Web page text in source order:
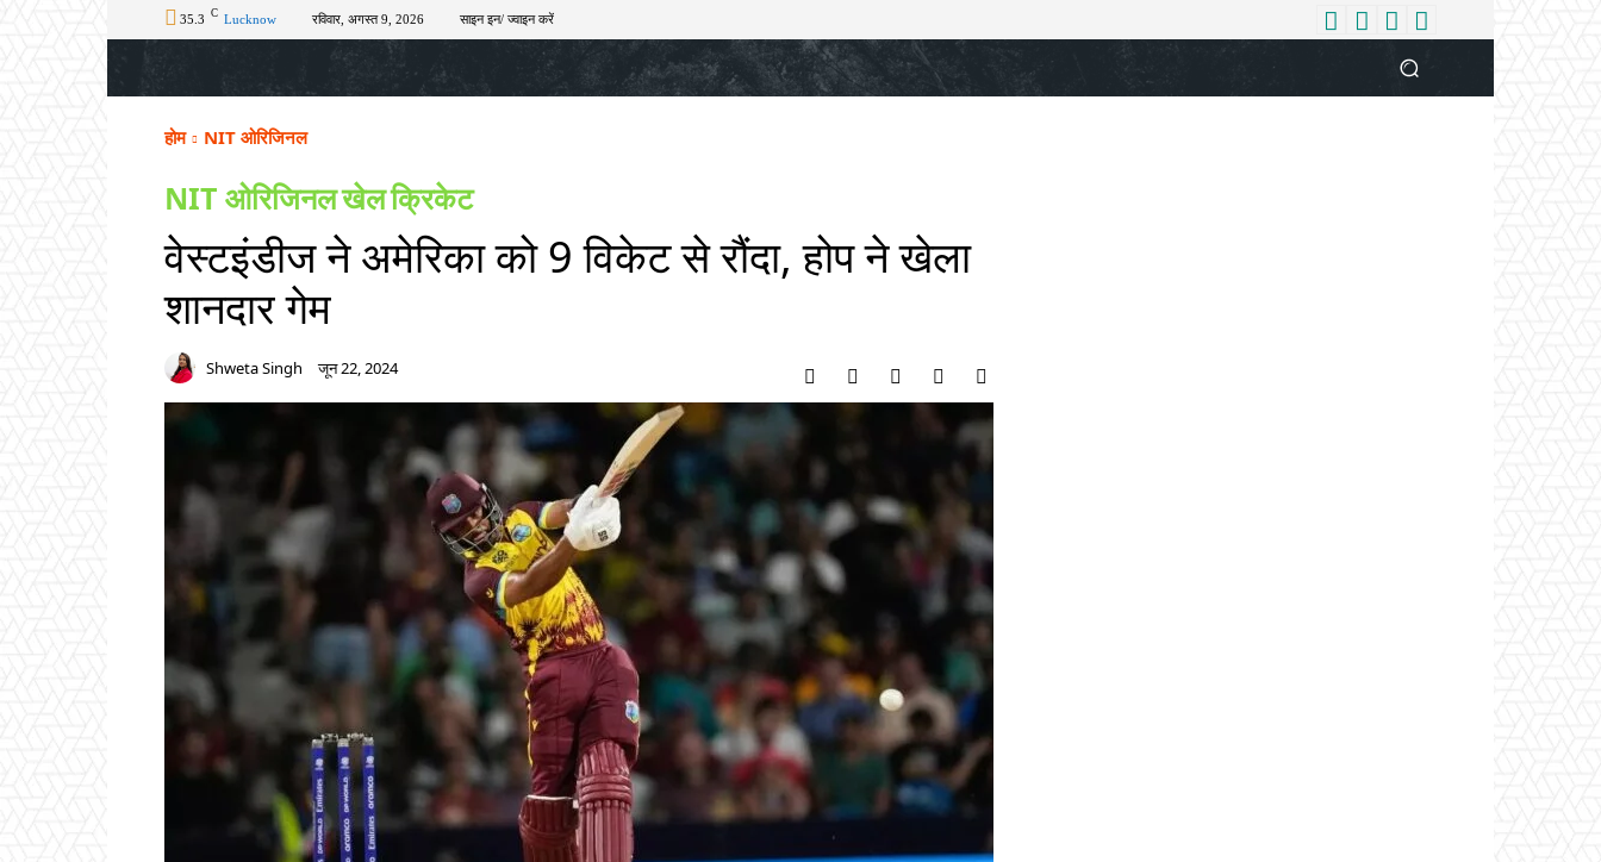
35.3 C Lucknow रविवार, अगस्त 9, 2026 साइन इन/ ज्वाइन करें
अपराध चुनाव खेल टेक – ऑटो राज्य मनोरंजन लाइफस्टाइल बिजनेस आपकी आवाज
होम NIT ओरिजिनल
NIT ओरिजिनलखेलक्रिकेट
वेस्टइंडीज ने अमेरिका को 9 विकेट से रौंदा, होप ने खेला
शानदार गेम
Shweta Singh जून 22, 2024